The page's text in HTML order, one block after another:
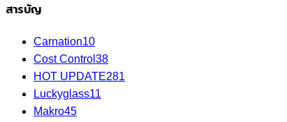
สารบัญ
Carnation10
Cost Control 38
HOT UPDATE281
Luckyglass11
Makro45